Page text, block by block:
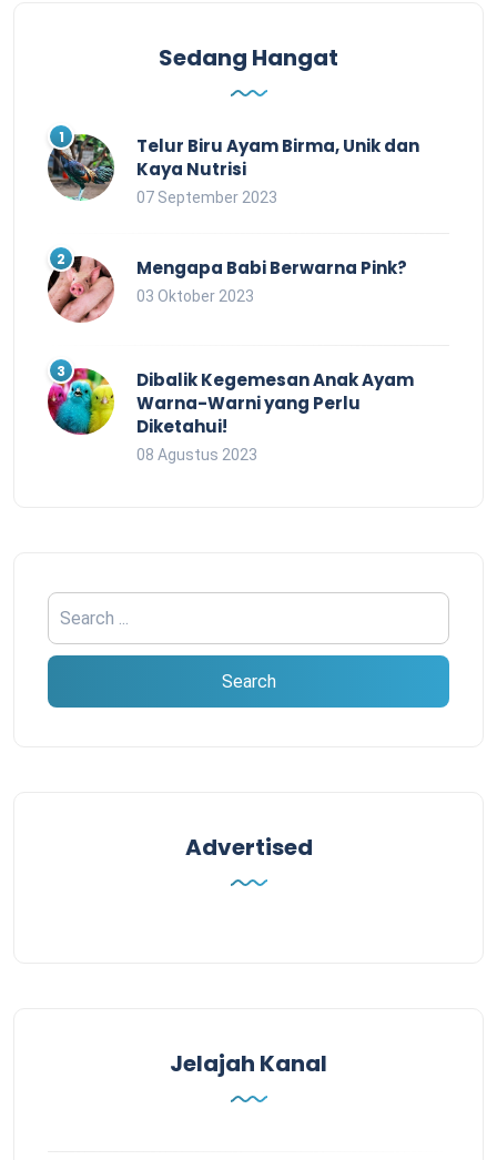
Sedang Hangat
Telur Biru Ayam Birma, Unik dan
Kaya Nutrisi
07 September 2023
Mengapa Babi Berwarna Pink?
03 Oktober 2023
Dibalik Kegemesan Anak Ayam
Warna-Warni yang Perlu
Diketahui!
08 Agustus 2023
Advertised
Jelajah Kanal